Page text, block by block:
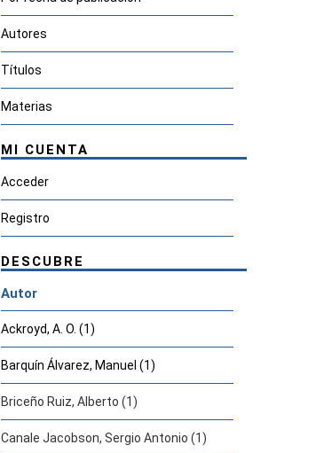
Autores
Títulos
Materias
MI CUENTA
Acceder
Registro
DESCUBRE
Autor
Ackroyd, A. O. (1)
Barquín Álvarez, Manuel (1)
Briceño Ruiz, Alberto (1)
Canale Jacobson, Sergio Antonio (1)